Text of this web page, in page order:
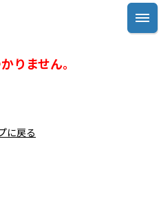
りません。
に戻る